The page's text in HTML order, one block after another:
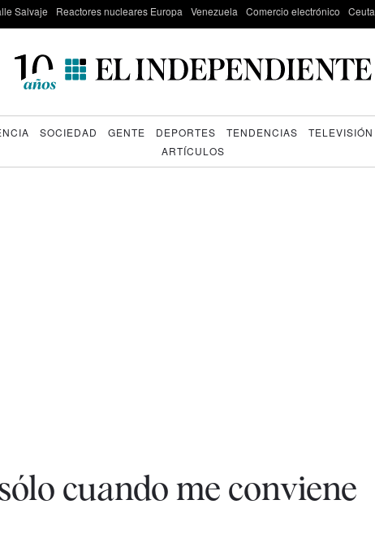
Salvaje Reactores nucleares Europa Venezuela Comercio electrónico Ceuta
SOCIEDAD GENTE DEPORTES TENDENCIAS TELEVISIÓN
ARTÍCULOS
cuando me conviene